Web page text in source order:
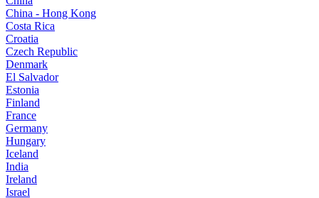
China - Hong Kong
Costa Rica
Croatia
Czech Republic
Denmark
El Salvador
Estonia
Finland
France
Germany
Hungary
Iceland
India
Ireland
Israel